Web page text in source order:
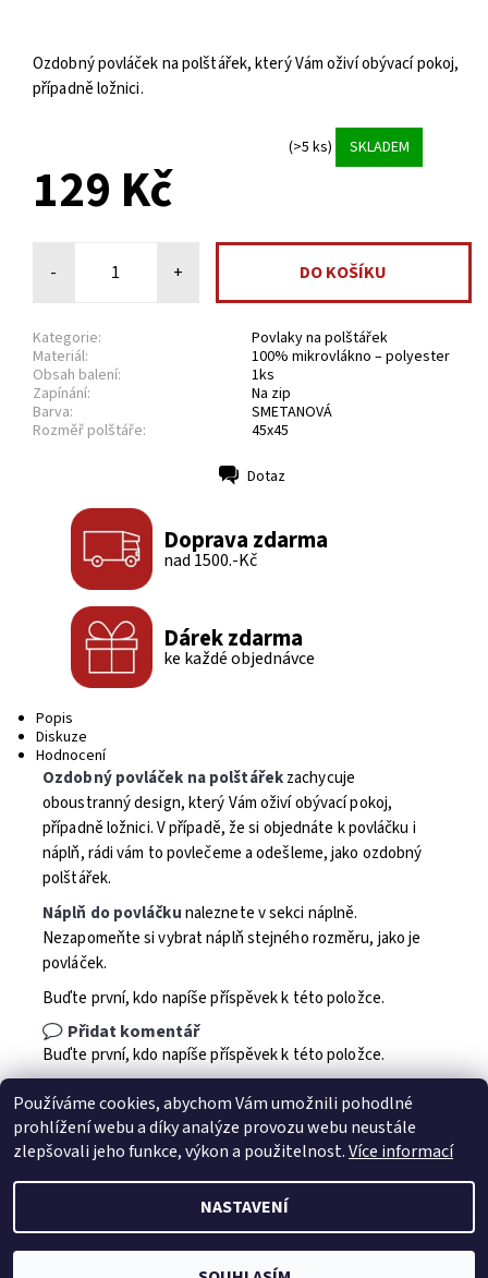
Ozdobný povláček na polštářek, který Vám oživí obývací pokoj,
případně ložnici.
(>5 ks) SKLADEM
129 Kč
- +
Kategorie:
Povlaky na polštářek
Materiál:
100% mikrovlákno – polyester
Obsah balení:
1ks
Zapínání:
Na zip
Barva:
SMETANOVÁ
Rozměř polštáře:
45x45
Dotaz
Doprava zdarma
nad 1500.-Kč
Dárek zdarma
ke každé objednávce
Popis
Diskuze
Hodnocení
Ozdobný povláček na polštářekzachycuje
oboustranný design, který Vám oživí obývací pokoj,
případně ložnici. V případě, že si objednáte k povláčku i
náplň, rádi vám to povlečeme a odešleme, jako ozdobný
polštářek.
Náplň do povláčkunaleznete v sekci náplně.
Nezapomeňte si vybrat náplň stejného rozměru, jako je
povláček.
Buďte první, kdo napíše příspěvek k této položce.
Přidat komentář
Buďte první, kdo napíše příspěvek k této položce.
2026 © Jahu.cz, všechna práva vyhrazena
Vytvořil Shoptet
Používáme cookies, abychom Vám umožnili pohodlné
prohlížení webu a díky analýze provozu webu neustále
zlepšovali jeho funkce, výkon a použitelnost.Více informací
NASTAVENÍ